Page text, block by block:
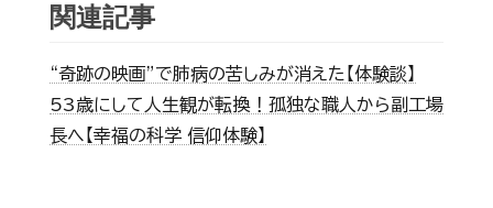
関連記事
“奇跡の映画”で肺病の苦しみが消えた【体験談】
53歳にして人生観が転換！孤独な職人から副工場
長へ【幸福の科学 信仰体験】